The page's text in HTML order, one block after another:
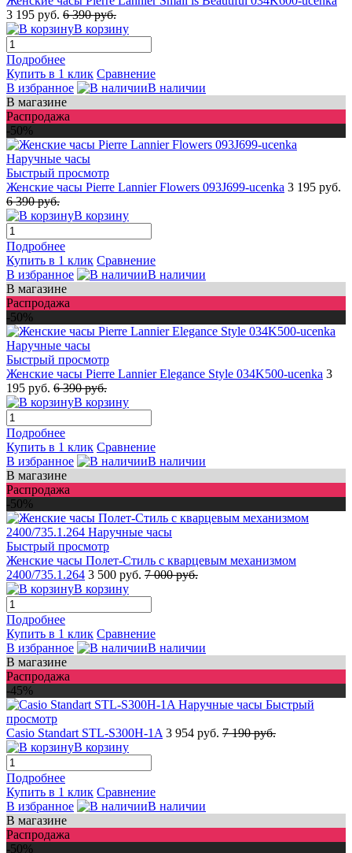
3 195 руб. 6 390 руб.
В корзину
Подробнее
Купить в 1 клик Сравнение
В избранное
В наличии
В магазине
Распродажа
-50%
Быстрый просмотр
Женские часы Pierre Lannier Flowers 093J699-ucenka 3 195 руб.
6 390 руб.
В корзину
Подробнее
Купить в 1 клик Сравнение
В избранное
В наличии
В магазине
Распродажа
-50%
Быстрый просмотр
Женские часы Pierre Lannier Elegance Style 034K500-ucenka 3
195 руб. 6 390 руб.
В корзину
Подробнее
Купить в 1 клик Сравнение
В избранное
В наличии
В магазине
Распродажа
-50%
Быстрый просмотр
Женские часы Полет-Стиль с кварцевым механизмом
2400/735.1.264 3 500 руб. 7 000 руб.
В корзину
Подробнее
Купить в 1 клик Сравнение
В избранное
В наличии
В магазине
Распродажа
-45%
Быстрый
просмотр
Casio Standart STL-S300H-1A 3 954 руб. 7 190 руб.
В корзину
Подробнее
Купить в 1 клик Сравнение
В избранное
В наличии
В магазине
Распродажа
-50%